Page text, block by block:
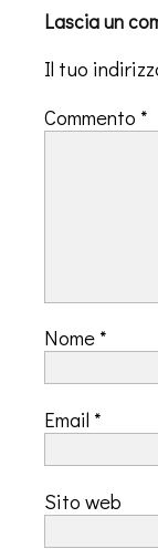
Lascia un
Il tuo
Commento *
Nome *
Email *
Sito web